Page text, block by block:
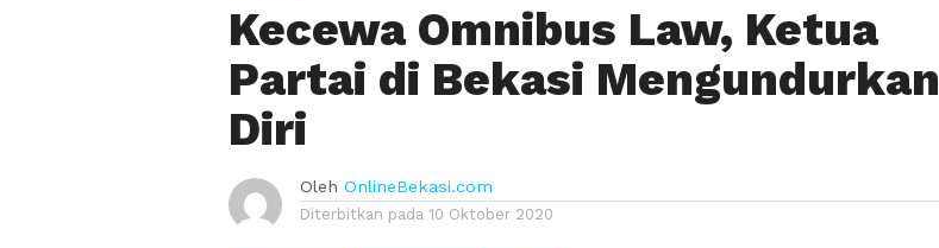
Kecewa Omnibus Law, Ketua
Partai di Bekasi Mengundurkan
Diri
Oleh OnlineBekasi.com
Diterbitkan pada 10 Oktober 2020